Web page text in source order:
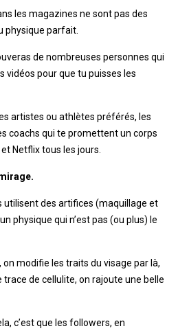
les magazines ne sont pas des
physique parfait.
de nombreuses personnes qui
vidéos pour que tu puisses les
artistes ou athlètes préférés, les
coachs qui te promettent un corps
Netflix tous les jours.
utilisent des artifices (maquillage et
physique qui n’est pas (ou plus) le
modifie les traits du visage par là,
de cellulite, on rajoute une belle
c’est que les followers, en